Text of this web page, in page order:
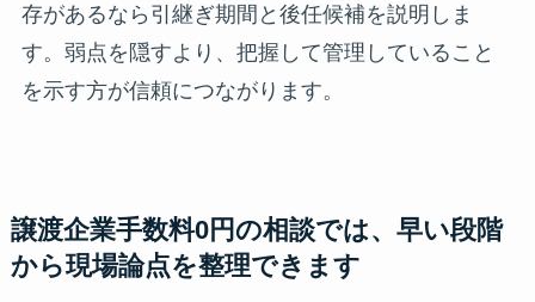
存があるなら引継ぎ期間と後任候補を説明しま
す。弱点を隠すより、把握して管理していること
を示す方が信頼につながります。
譲渡企業手数料0円の相談では、早い段階
から現場論点を整理できます